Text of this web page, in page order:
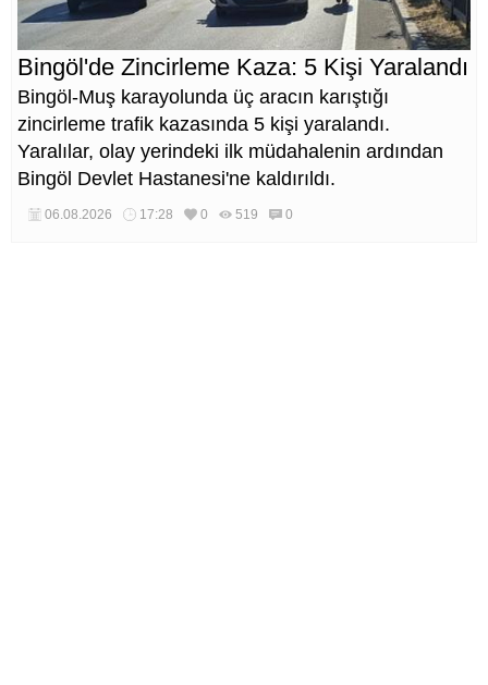
Bingöl'de Zincirleme Kaza: 5 Kişi Yaralandı
Bingöl-Muş karayolunda üç aracın karıştığı
zincirleme trafik kazasında 5 kişi yaralandı.
Yaralılar, olay yerindeki ilk müdahalenin ardından
Bingöl Devlet Hastanesi'ne kaldırıldı.
06.08.2026 17:28 0 519 0